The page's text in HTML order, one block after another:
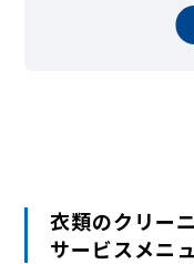
あき
利
衣類のクリー
サービスメニ